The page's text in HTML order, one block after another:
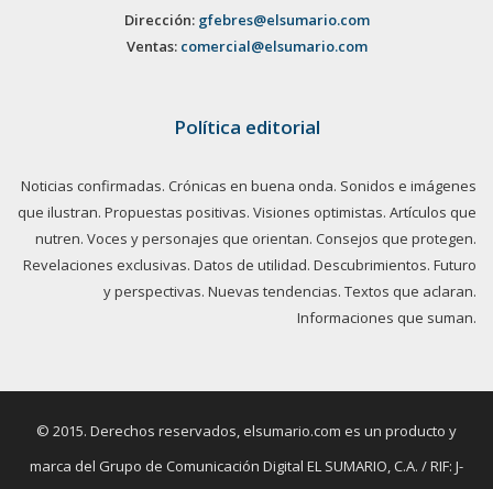
Dirección: gfebres@elsumario.com
Ventas: comercial@elsumario.com
Política editorial
Noticias confirmadas. Crónicas en buena onda. Sonidos e imágenes
que ilustran. Propuestas positivas. Visiones optimistas. Artículos que
nutren. Voces y personajes que orientan. Consejos que protegen.
Revelaciones exclusivas. Datos de utilidad. Descubrimientos. Futuro
y perspectivas. Nuevas tendencias. Textos que aclaran.
Informaciones que suman.
© 2015. Derechos reservados, elsumario.com es un producto y
marca del Grupo de Comunicación Digital EL SUMARIO, C.A. / RIF: J-